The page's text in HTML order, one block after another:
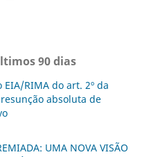
90 dias
RIMA do art. 2º da
absoluta de
UMA NOVA VISÃO